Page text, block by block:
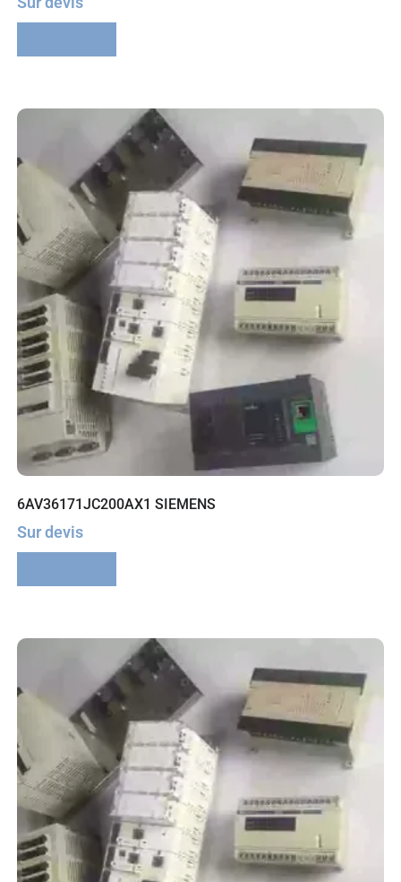
6AV36171JC200AX1 SIEMENS
Sur devis